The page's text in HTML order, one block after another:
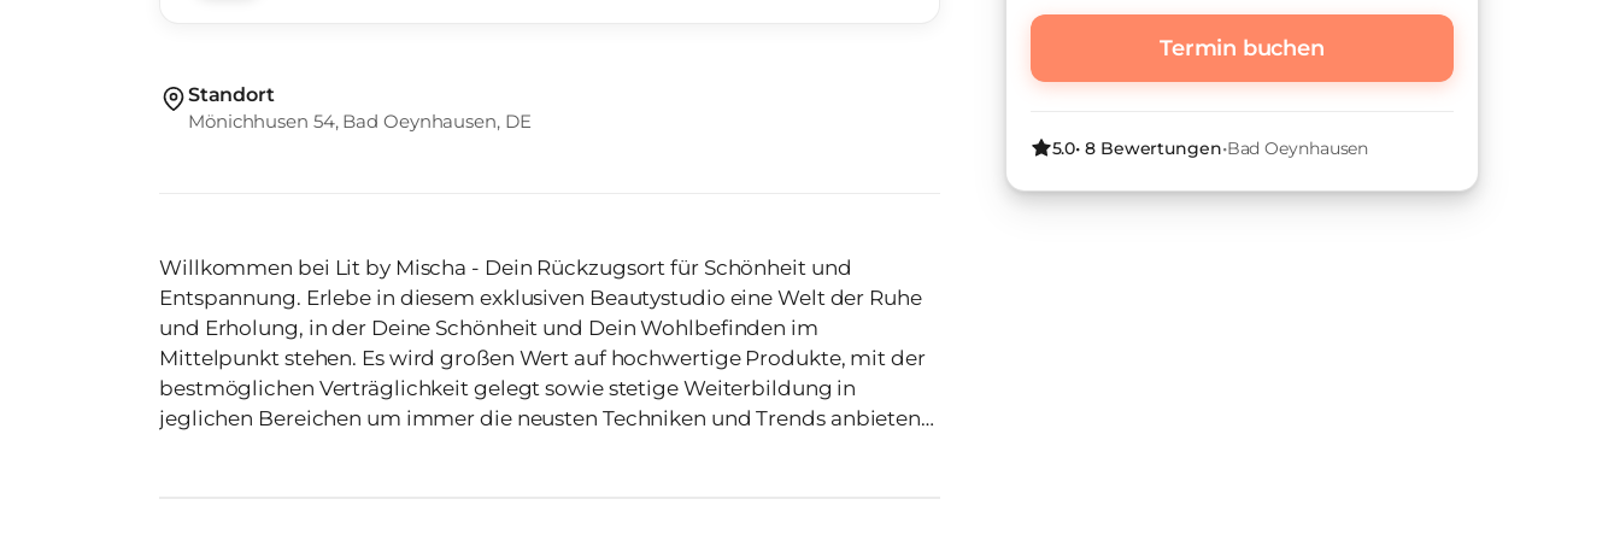
Standort
Mönichhusen 54, Bad Oeynhausen, DE
Willkommen bei Lit by Mischa - Dein Rückzugsort für Schönheit und
Entspannung. Erlebe in diesem exklusiven Beautystudio eine Welt der Ruhe
und Erholung, in der Deine Schönheit und Dein Wohlbefinden im
Mittelpunkt stehen. Es wird großen Wert auf hochwertige Produkte, mit der
bestmöglichen Verträglichkeit gelegt sowie stetige Weiterbildung in
jeglichen Bereichen um immer die neusten Techniken und Trends anbieten
Termin buchen
5.0•8Bewertungen•Bad Oeynhausen